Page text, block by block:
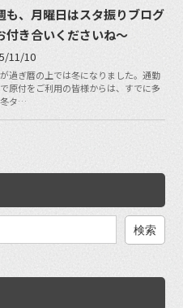
も、月曜日はスタ振りブログ
付き合いくださいね〜
11/10
過ぎ暦の上では冬になりました。通勤
原付をご利用の皆様からは、すでに多
冬タ…